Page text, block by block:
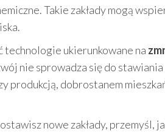
Takie zakłady mogą
technologie ukierunkowane na
nie sprowadza się do
produkcją, dobrostanem
nowe zakłady, przemyśl,